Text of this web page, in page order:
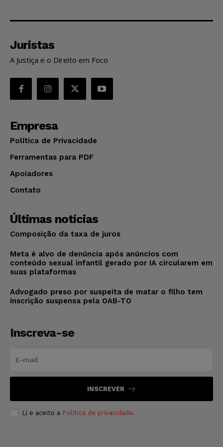
Juristas
A Justiça e o Direito em Foco
Empresa
Política de Privacidade
Ferramentas para PDF
Apoiadores
Contato
Últimas notícias
Composição da taxa de juros
Meta é alvo de denúncia após anúncios com
conteúdo sexual infantil gerado por IA circularem em
suas plataformas
Advogado preso por suspeita de matar o filho tem
inscrição suspensa pela OAB-TO
Inscreva-se
INSCREVER
Li e aceito a Política de privacidade.